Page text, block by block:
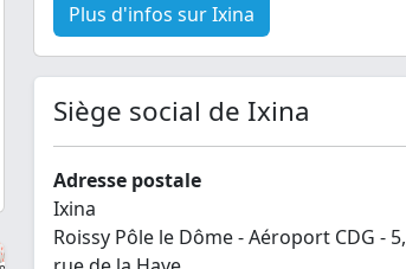
Plus d'infos sur Ixina
Siège social de Ixina
Adresse postale
Ixina
Roissy Pôle le Dôme - Aéroport CDG - 5,